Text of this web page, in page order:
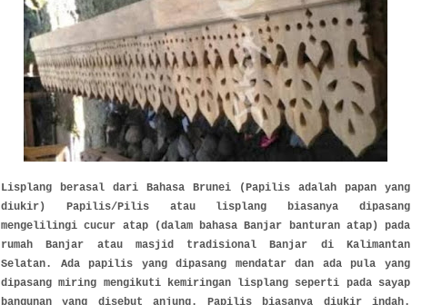
Lisplang berasal dari Bahasa Brunei (Papilis adalah papan yang
diukir) Papilis/Pilis atau lisplang biasanya dipasang
mengelilingi cucur atap (dalam bahasa Banjar banturan atap) pada
rumah Banjar atau masjid tradisional Banjar di Kalimantan
Selatan. Ada papilis yang dipasang mendatar dan ada pula yang
dipasang miring mengikuti kemiringan lisplang seperti pada sayap
bangunan yang disebut anjung. Papilis biasanya diukir indah.